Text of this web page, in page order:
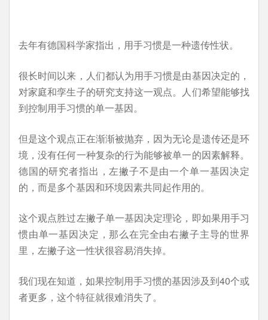
去年有德国科学家指出，用手习惯是一种遗传性状。
很长时间以来，人们都认为用手习惯是由基因决定的，
对家庭和孪生子的研究支持这一观点。人们希望能够找
到控制用手习惯的单一基因。
但是这个观点正在渐渐被抛弃，因为无论是遗传还是环
境，没有任何一种复杂的行为能够被单一的因素解释。
德国的研究者指出，左撇子不是由一个单一基因决定
的，而是多个基因和环境因素共同起作用的。
这个观点胜过左撇子单一基因决定理论，即如果用手习
惯由单一基因决定，那么在完全由右撇子主导的世界
里，左撇子这一性状很容易消失掉。
我们现在知道，如果控制用手习惯的基因涉及到40个或
者更多，这个特征就很难消失了。